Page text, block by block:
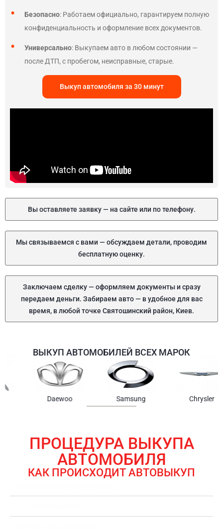
Безопасно: Работаем официально, гарантируем полную
конфиденциальность и оформление всех документов.
Универсально: Выкупаем авто в любом состоянии —
после ДТП, с пробегом, неисправные, старые.
Выкуп автомобиля за 30 минут
Вы оставляете заявку — на сайте или по телефону.
Мы связываемся с вами — обсуждаем детали, проводим
бесплатную оценку.
Заключаем сделку — оформляем документы и сразу
передаем деньги. Забираем авто — в удобное для вас
время, в любой точке Святошинский район, Киев.
ВЫКУП АВТОМОБИЛЕЙ ВСЕХ МАРОК
Samsung Chrysler Gmc
ПРОЦЕДУРА ВЫКУПА
АВТОМОБИЛЯ
КАК ПРОИСХОДИТ АВТОВЫКУП